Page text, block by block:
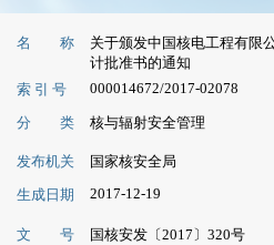
名 称
关于颁发中国核电工程有限
计批准书的通知
索 引 号
000014672/2017-02078
分 类 核与辐射安全管理
发布机关
国家核安全局
生成日期
2017-12-19
文 号
国核安发〔2017〕320号